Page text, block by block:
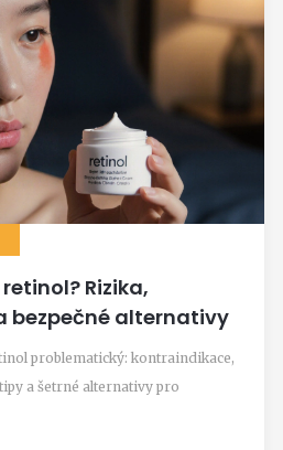
Rizika,
bezpečné alternativy
problematický: kontraindikace,
a šetrné alternativy pro